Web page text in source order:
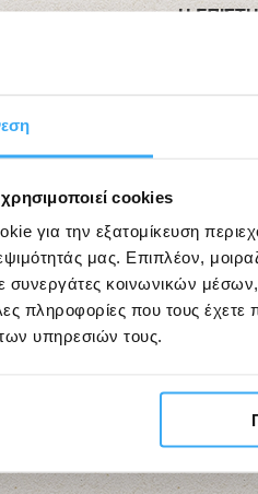
cookies
για την εξατομίκευση
μας. Επιπλέον,
συνεργάτες κοινωνικών
πληροφορίες που τους έχετε
υπηρεσιών τους.
Η